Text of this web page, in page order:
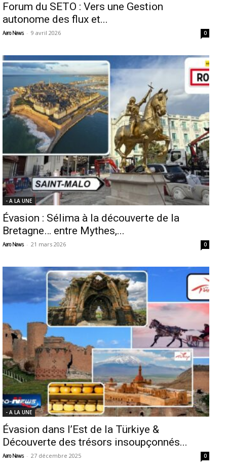
Forum du SETO : Vers une Gestion
autonome des flux et...
Aero News - 9 avril 2026 0
- A LA UNE
Évasion : Sélima à la découverte de la
Bretagne… entre Mythes,...
Aero News - 21 mars 2026 0
- A LA UNE
Évasion dans l’Est de la Türkiye &
Découverte des trésors insoupçonnés...
Aero News - 27 décembre 2025 0